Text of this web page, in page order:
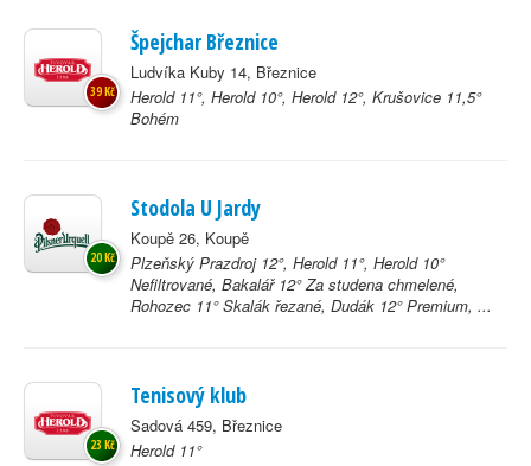
Špejchar Březnice
Ludvíka Kuby 14, Březnice
Herold 11°, Herold 10°, Herold 12°, Krušovice 11,5°
Bohém
39 Kč
Stodola U Jardy
Koupě 26, Koupě
Plzeňský Prazdroj 12°, Herold 11°, Herold 10°
Nefiltrované, Bakalář 12° Za studena chmelené,
Rohozec 11° Skalák řezané, Dudák 12° Premium, ...
20 Kč
Tenisový klub
Sadová 459, Březnice
Herold 11°
23 Kč